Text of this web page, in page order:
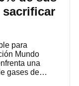
para
Mundo
una
gases de…